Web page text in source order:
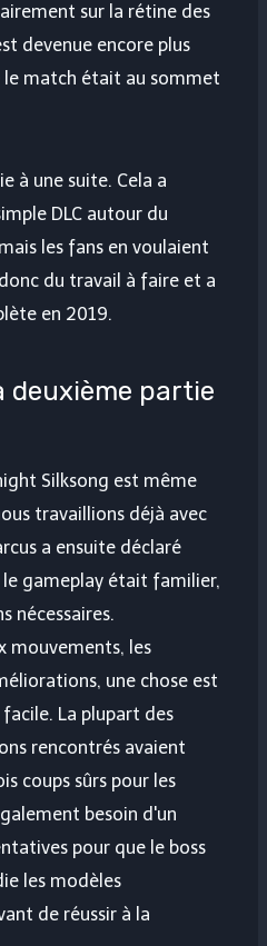
sur la rétine des
devenue encore plus
le match était au sommet
à une suite. Cela a
DLC autour du
les fans en voulaient
du travail à faire et a
en 2019.
deuxième partie
Silksong est même
travaillions déjà avec
a ensuite déclaré
gameplay était familier,
nécessaires.
mouvements, les
une chose est
La plupart des
rencontrés avaient
coups sûrs pour les
besoin d'un
pour que le boss
les modèles
de réussir à la